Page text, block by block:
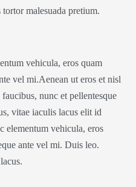
malesuada pretium.
vehicula, eros quam
vel mi.Aenean ut eros et nisl
nunc et pellentesque
vitae iaculis lacus elit id
elementum vehicula, eros
ante vel mi. Duis leo.